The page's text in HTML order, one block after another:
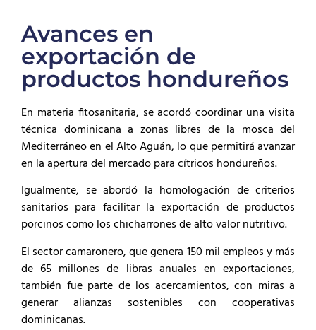
Avances en
exportación de
productos hondureños
En materia fitosanitaria, se acordó coordinar una visita
técnica dominicana a zonas libres de la mosca del
Mediterráneo en el Alto Aguán, lo que permitirá avanzar
en la apertura del mercado para cítricos hondureños.
Igualmente, se abordó la homologación de criterios
sanitarios para facilitar la exportación de productos
porcinos como los chicharrones de alto valor nutritivo.
El sector camaronero, que genera 150 mil empleos y más
de 65 millones de libras anuales en exportaciones,
también fue parte de los acercamientos, con miras a
generar alianzas sostenibles con cooperativas
dominicanas.